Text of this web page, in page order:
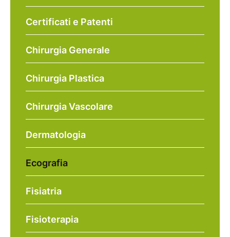
Certificati e Patenti
Chirurgia Generale
Chirurgia Plastica
Chirurgia Vascolare
Dermatologia
Ecografia
Fisiatria
Fisioterapia